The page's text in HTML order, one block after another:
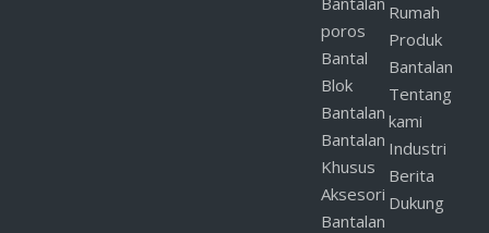
poros
Bantal
Blok
Bantalan
Bantalan
Khusus
Aksesori
Bantalan
Rumah
Produk
Bantalan
Tentang
kami
Industri
Berita
Dukung